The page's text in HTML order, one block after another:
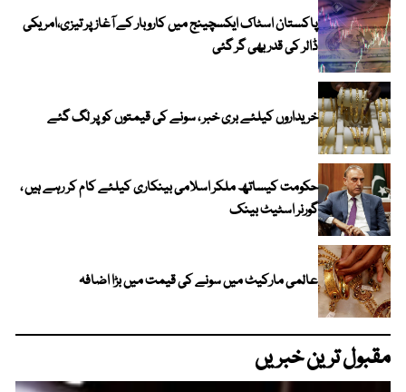
پاکستان اسٹاک ایکسچینج میں کاروبار کے آغاز پر تیزی،امریکی
ڈالر کی قدر بھی گر گئی
خریداروں کیلئے بری خبر ، سونے کی قیمتوں کو پر لگ گئے
حکومت کیساتھ ملکر اسلامی بینکاری کیلئے کام کر رہے ہیں ،
گورنر اسٹیٹ بینک
عالمی مارکیٹ میں سونے کی قیمت میں بڑا اضافہ
مقبول ترین خبریں